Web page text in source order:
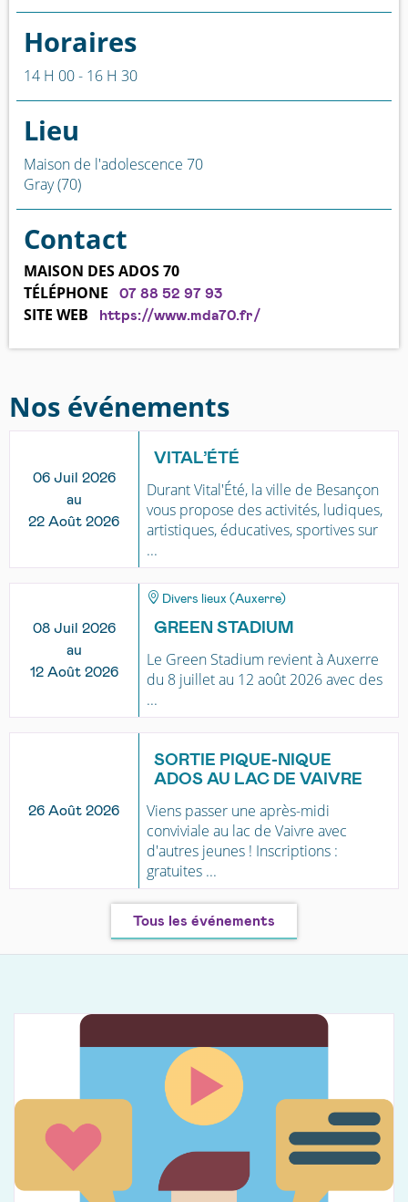
Horaires
14 H 00 - 16 H 30
Lieu
Maison de l'adolescence 70
Gray (70)
Contact
MAISON DES ADOS 70
TÉLÉPHONE
07 88 52 97 93
SITE WEB https://www.mda70.fr/
Nos événements
06 Juil 2026
au
22 Août 2026
VITAL’ÉTÉ
Durant Vital'Été, la ville de Besançon
vous propose des activités, ludiques,
artistiques, éducatives, sportives sur
...
08 Juil 2026
au
12 Août 2026
Divers lieux (Auxerre)
GREEN STADIUM
Le Green Stadium revient à Auxerre
du 8 juillet au 12 août 2026 avec des
...
26 Août 2026
SORTIE PIQUE-NIQUE
ADOS AU LAC DE VAIVRE
Viens passer une après-midi
conviviale au lac de Vaivre avec
d'autres jeunes ! Inscriptions :
gratuites ...
Tous les événements